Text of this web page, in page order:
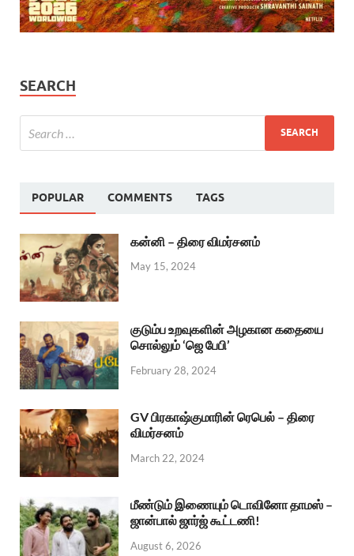
SEARCH
POPULAR COMMENTS TAGS
கன்னி – திரை விமர்சனம்
May 15, 2024
குடும்ப உறவுகளின் அழகான கதையை
சொல்லும் ‘ஜெ பேபி’
February 28, 2024
GV பிரகாஷ்குமாரின் ரெபெல் – திரை
விமர்சனம்
March 22, 2024
மீண்டும் இணையும் டொவினோ தாமஸ் –
ஜான்பால் ஜார்ஜ் கூட்டணி!
August 6, 2026